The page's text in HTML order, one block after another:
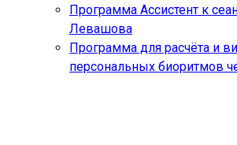
Программа Ассистент к
Левашова
Программа для расчёта и
персональных биоритмов